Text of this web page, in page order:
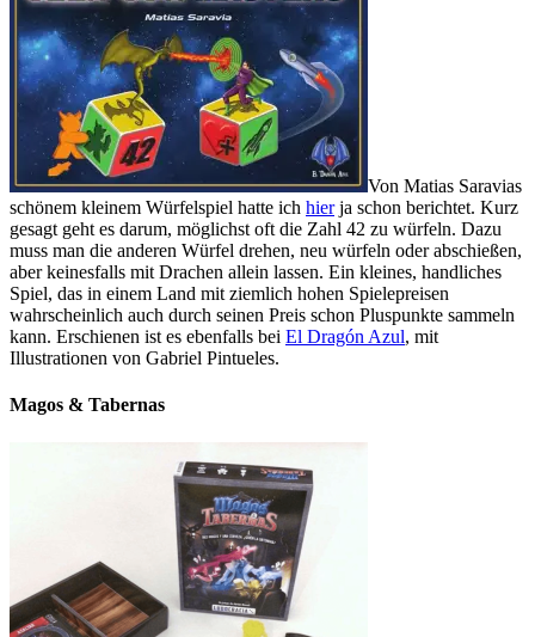
Von Matias Saravias
schönem kleinem Würfelspiel hatte ich hierja schon berichtet. Kurz
gesagt geht es darum, möglichst oft die Zahl 42 zu würfeln. Dazu
muss man die anderen Würfel drehen, neu würfeln oder abschießen,
aber keinesfalls mit Drachen allein lassen. Ein kleines, handliches
Spiel, das in einem Land mit ziemlich hohen Spielepreisen
wahrscheinlich auch durch seinen Preis schon Pluspunkte sammeln
kann. Erschienen ist es ebenfalls bei El Dragón Azul, mit
Illustrationen von Gabriel Pintueles.
Magos & Tabernas